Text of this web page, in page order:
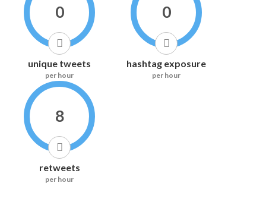
0
unique tweets
per hour
0
hashtag exposure
per hour
8
retweets
per hour